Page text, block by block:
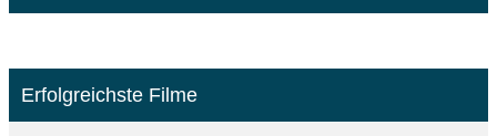
Erfolgreichste Filme